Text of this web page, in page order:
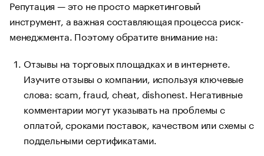
Репутация — это не просто маркетинговый
инструмент, а важная составляющая процесса риск-
менеджмента. Поэтому обратите внимание на:
Отзывы на торговых площадках и в интернете.
Изучите отзывы о компании, используя ключевые
слова: scam, fraud, cheat, dishonest. Негативные
комментарии могут указывать на проблемы с
оплатой, сроками поставок, качеством или схемы с
поддельными сертификатами.